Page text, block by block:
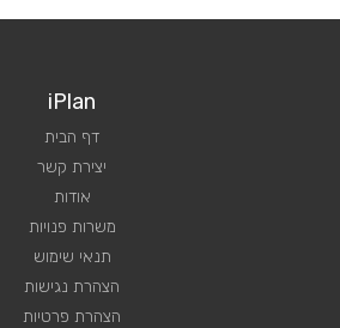
iPlan
דף הבית
יצירת קשר
אודות
משרות פנויות
תנאי שימוש
הצהרת נגישות
הצהרת פרטיות